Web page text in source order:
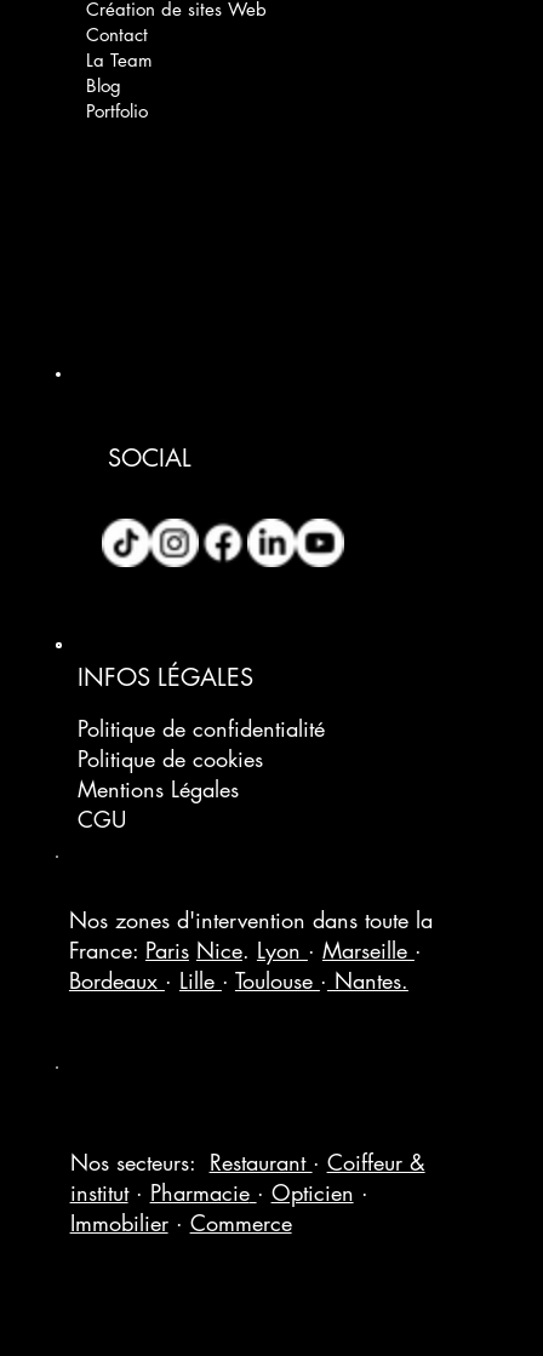
Nos zones d'intervention dans toute la
France: Paris Nice. Lyon · Marseille ·
Bordeaux · Lille · Toulouse · Nantes.
Nos secteurs: Restaurant · Coiffeur &
institut · Pharmacie · Opticien ·
Immobilier· Commerce
Création de sites Web
Contact
La Team
Blog
Portfolio
SOCIAL
INFOS LÉGALES
Politique de confidentialité
Politique de cookies
Mentions Légales
CGU